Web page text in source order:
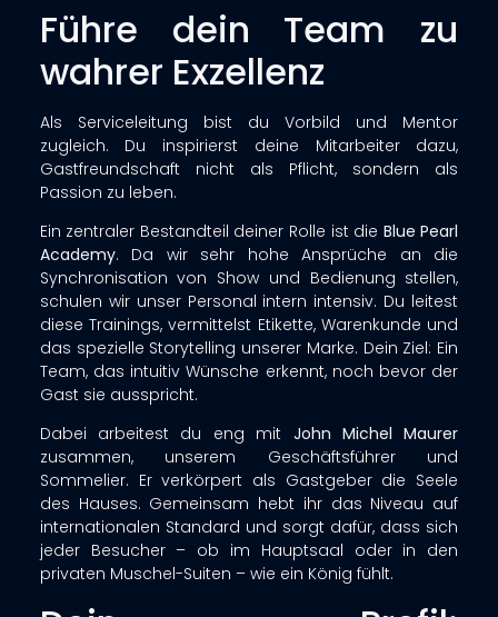
Führe dein Team zu
wahrer Exzellenz
Als Serviceleitung bist du Vorbild und Mentor
zugleich. Du inspirierst deine Mitarbeiter dazu,
Gastfreundschaft nicht als Pflicht, sondern als
Passion zu leben.
Ein zentraler Bestandteil deiner Rolle ist die Blue Pearl
Academy. Da wir sehr hohe Ansprüche an die
Synchronisation von Show und Bedienung stellen,
schulen wir unser Personal intern intensiv. Du leitest
diese Trainings, vermittelst Etikette, Warenkunde und
das spezielle Storytelling unserer Marke. Dein Ziel: Ein
Team, das intuitiv Wünsche erkennt, noch bevor der
Gast sie ausspricht.
Dabei arbeitest du eng mit John Michel Maurer
zusammen, unserem Geschäftsführer und
Sommelier. Er verkörpert als Gastgeber die Seele
des Hauses. Gemeinsam hebt ihr das Niveau auf
internationalen Standard und sorgt dafür, dass sich
jeder Besucher – ob im Hauptsaal oder in den
privaten Muschel-Suiten – wie ein König fühlt.